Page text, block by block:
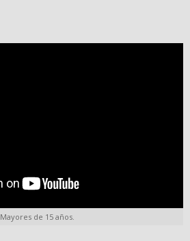
Mayores de 15 años.